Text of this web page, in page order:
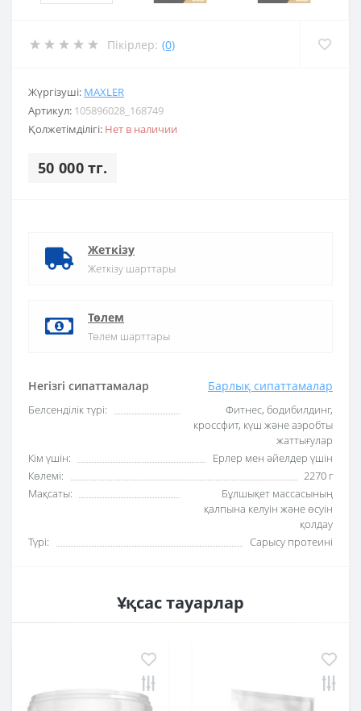
Пікірлер: (0)
Жүргізуші: MAXLER
Артикул: 105896028_168749
Қолжетімділігі: Нет в наличии
50 000 тг.
Негізгі сипаттамалар Барлық сипаттамалар
Белсенділік түрі:
Фитнес, бодибилдинг,
кроссфит, күш және аэробты
жаттығулар
Кім үшін:
Ерлер мен әйелдер үшін
Көлемі:
2270 г
Мақсаты:
Бұлшықет массасының
қалпына келуін және өсуін
қолдау
Түрі:
Сарысу протеині
Жеткізу
Жеткізу шарттары
Төлем
Төлем шарттары
Ұқсас тауарлар